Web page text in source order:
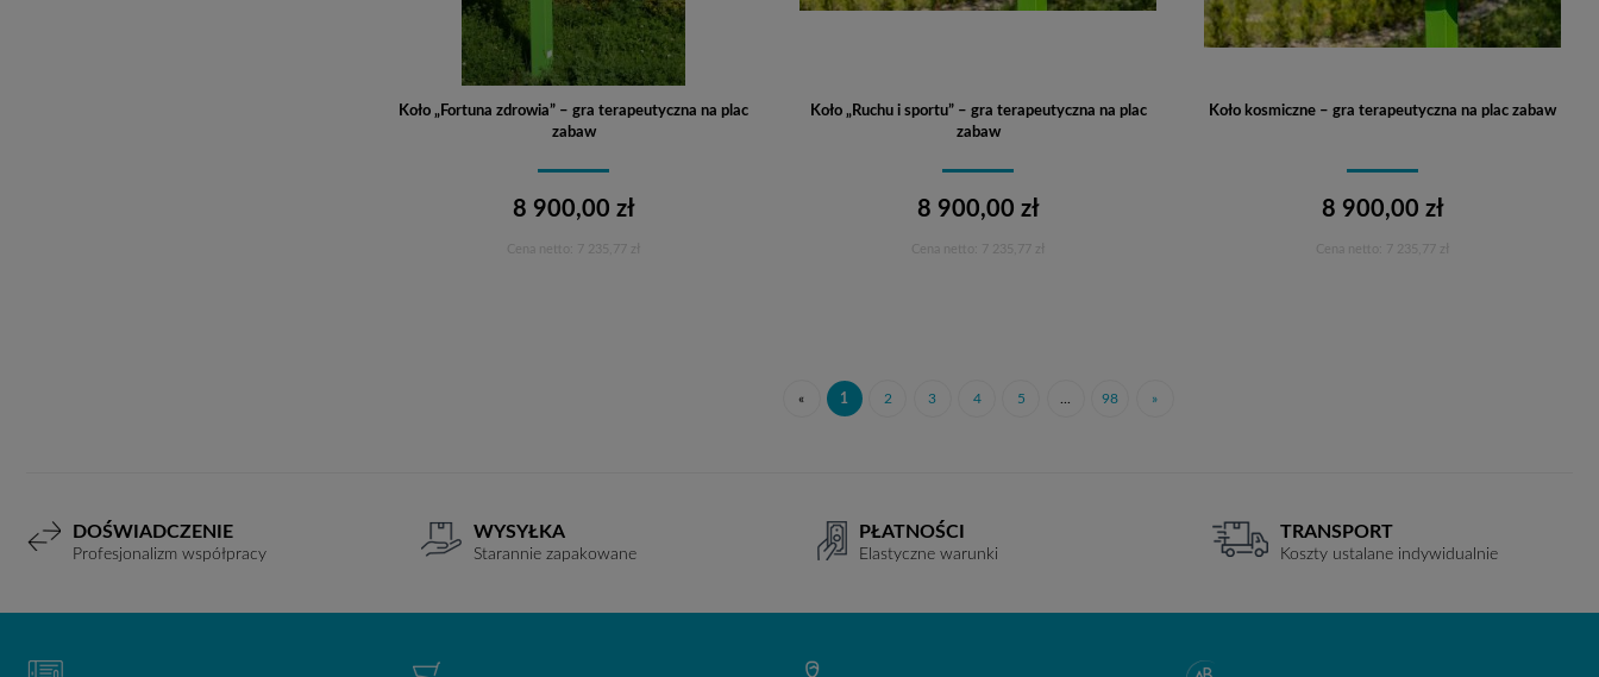
Koło „Fortuna zdrowia” – gra terapeutyczna na plac
zabaw
8 900,00 zł
7 235,77 zł
Koło „Ruchu i sportu” – gra terapeutyczna na plac
zabaw
8 900,00 zł
7 235,77 zł
Koło kosmiczne – gra terapeutyczna na plac zabaw
8 900,00 zł
7 235,77 zł
« 1 2 3 4 5 98 »
DOŚWIADCZENIE
Profesjonalizm współpracy
WYSYŁKA
Starannie zapakowane
PŁATNOŚCI
Elastyczne warunki
TRANSPORT
Koszty ustalane indywidualnie